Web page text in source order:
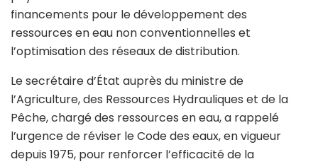
financements pour le développement des
ressources en eau non conventionnelles et
l’optimisation des réseaux de distribution.
Le secrétaire d’État auprès du ministre de
l’Agriculture, des Ressources Hydrauliques et de la
Pêche, chargé des ressources en eau, a rappelé
l’urgence de réviser le Code des eaux, en vigueur
depuis 1975, pour renforcer l’efficacité de la